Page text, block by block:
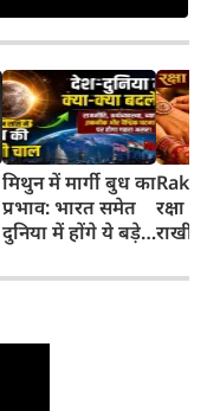
मिथुन में मार्गी बुध का
प्रभाव: भारत समेत
दुनिया में होंगे ये बड़े
रक्षा
राखी